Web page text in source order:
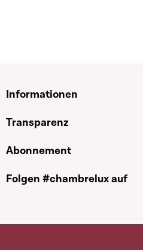
Informationen
Transparenz
Abonnement
Folgen #chambrelux auf